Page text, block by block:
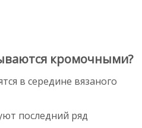
кромочными?
в середине вязаного
последний ряд